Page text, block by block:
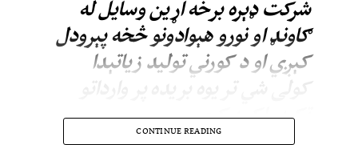
شرکت ډېره برخه اړین وسایل له
ګاونډ او نورو هېوادونو څخه پېرودل
کېږي او د کورني تولید زیاتېدا
کولی شي تر یوه بریده پر وارداتو
تکیه راکمه کړي.
CONTINUE READING